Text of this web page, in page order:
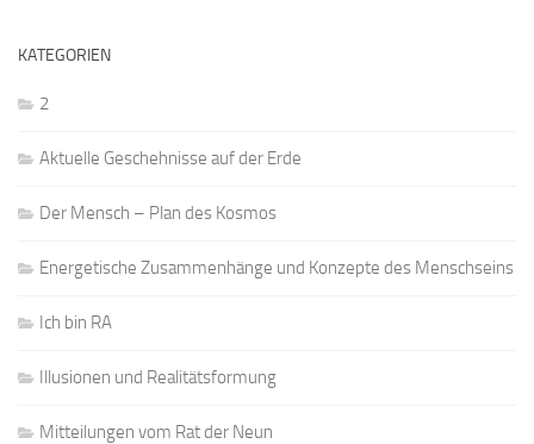
KATEGORIEN
2
Aktuelle Geschehnisse auf der Erde
Der Mensch – Plan des Kosmos
Energetische Zusammenhänge und Konzepte des Menschseins
Ich bin RA
Illusionen und Realitätsformung
Mitteilungen vom Rat der Neun